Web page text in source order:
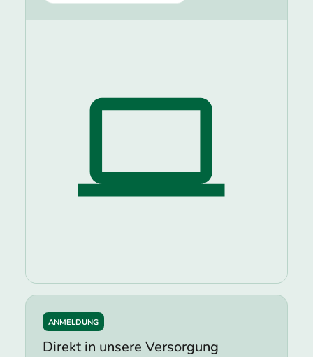
ANMELDUNG
Direkt in unsere Versorgung